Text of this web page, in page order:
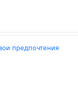
предпочтения